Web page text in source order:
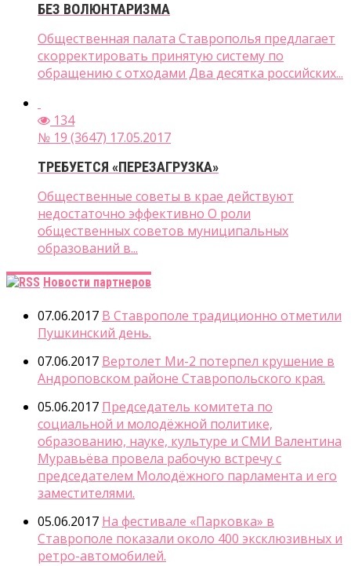
БЕЗ ВОЛЮНТАРИЗМА
Общественная палата Ставрополья предлагает
скорректировать принятую систему по
обращению с отходами Два десятка российских...
134
№ 19 (3647) 17.05.2017
ТРЕБУЕТСЯ «ПЕРЕЗАГРУЗКА»
Общественные советы в крае действуют
недостаточно эффективно О роли
общественных советов муниципальных
образований в...
Новости партнеров
07.06.2017 В Ставрополе традиционно отметили
Пушкинский день.
07.06.2017 Вертолет Ми-2 потерпел крушение в
Андроповском районе Ставропольского края.
05.06.2017 Председатель комитета по
социальной и молодёжной политике,
образованию, науке, культуре и СМИ Валентина
Муравьёва провела рабочую встречу с
председателем Молодёжного парламента и его
заместителями.
05.06.2017 На фестивале «Парковка» в
Ставрополе показали около 400 эксклюзивных и
ретро-автомобилей.